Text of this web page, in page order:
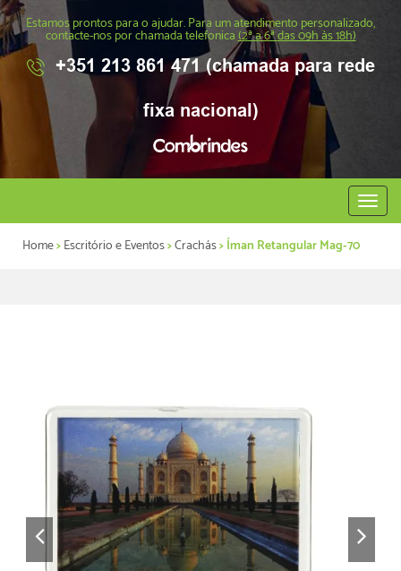
Estamos prontos para o ajudar. Para um atendimento personalizado,
contacte-nos por chamada telefonica(2ª a 6ª das 09h às 18h)
+351 213 861 471 (chamada para rede
fixa nacional)
Abrir
menu
Home>Escritório e Eventos>Crachás> Íman Retangular Mag-70